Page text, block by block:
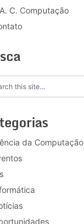
C. Computação
da Computação